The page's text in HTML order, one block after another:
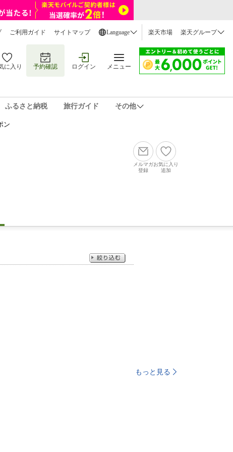
ご利用ガイド サイトマップ Language 楽天市場 楽天グループ
に入り 予約確認 ログイン メニュー
ふるさと納税 旅行ガイド その他
ン
メルマガ
登録
お気に入り
追加
もっと見る